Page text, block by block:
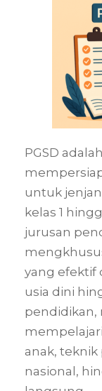
PGSD
untuk
kelas 1
jurusan
yang efektif
usia dini
pendidikan,
anak,
nasional,